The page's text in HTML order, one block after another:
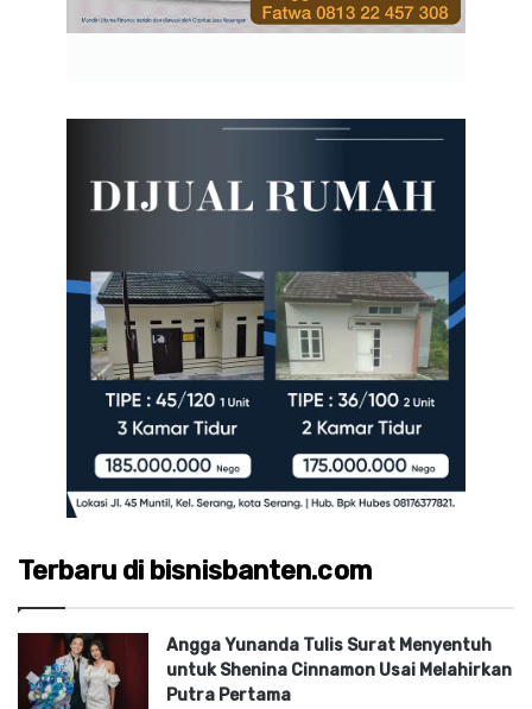
Terbaru di bisnisbanten.com
Angga Yunanda Tulis Surat Menyentuh
untuk Shenina Cinnamon Usai Melahirkan
Putra Pertama